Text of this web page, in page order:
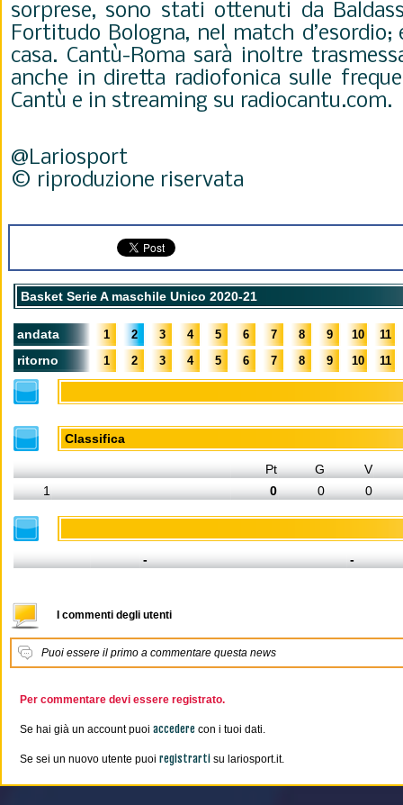
sorprese, sono stati ottenuti da
Fortitudo Bologna, nel match
casa. Cantù-Roma sarà inoltre
anche in diretta radiofonica sulle
Cantù e in streaming su radiocantu.com.
@Lariosport
© riproduzione riservata
Basket Serie A maschile Unico 2020-21
andata 1 2 3 4 5 6 7 8 9 10 11
ritorno 1 2 3 4 5 6 7 8 9 10 11
Classifica
Pt G
V
1
0 0 0
- -
I commenti degli utenti
Puoi essere il primo a commentare questa news
Per commentare devi essere registrato.
Se hai già un account puoi accedere con i tuoi dati.
Se sei un nuovo utente puoi registrarti su lariosport.it.